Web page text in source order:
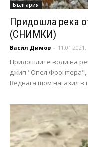
България
Придошла река
(СНИМКИ)
Васил Димов - 11.01.2021,
Придошлите води на
джип "Опел Фронтера",
Веднага щом нагазил в